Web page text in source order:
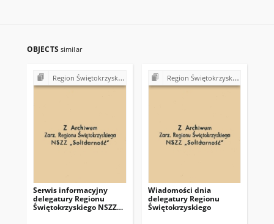
OBJECTS similar
Region Świętokrzyski NSZZ "Solidarność". Delegatura Starachowice
Serwis informacyjny
delegatury Regionu
Świętokrzyskiego NSZZ
Region Świętokrzyski NSZZ "Solidarność". Delegatura Starachowice
Wiadomości dnia
delegatury Regionu
Świętokrzyskiego